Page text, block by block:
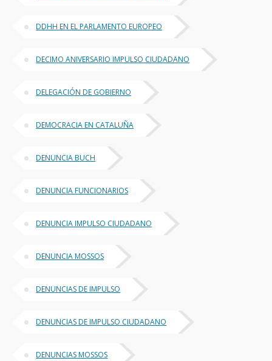
DDHH EN EL PARLAMENTO EUROPEO
DECIMO ANIVERSARIO IMPULSO CIUDADANO
DELEGACIÓN DE GOBIERNO
DEMOCRACIA EN CATALUÑA
DENUNCIA BUCH
DENUNCIA FUNCIONARIOS
DENUNCIA IMPULSO CIUDADANO
DENUNCIA MOSSOS
DENUNCIAS DE IMPULSO
DENUNCIAS DE IMPULSO CIUDADANO
DENUNCIAS MOSSOS